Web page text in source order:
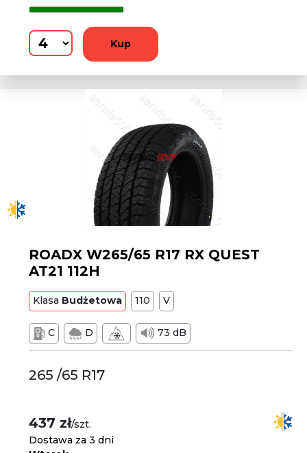
Kup
ROADX W265/65 R17 RX QUEST
AT21 112H
Klasa Budżetowa 110 V
C D 73 dB
265 /65 R17
437 zł/szt.
Dostawa za 3 dni